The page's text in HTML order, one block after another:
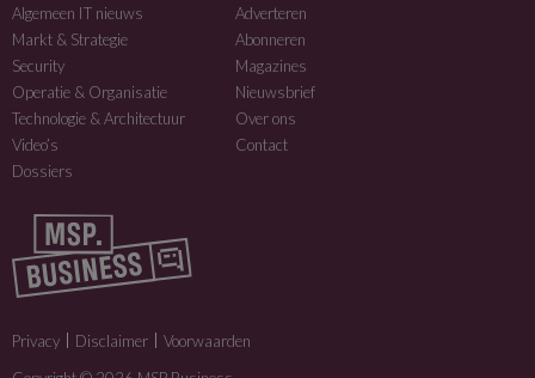
Algemeen IT nieuws
Markt & Strategie
Security
Operatie & Organisatie
Technologie & Architectuur
Video’s
Dossiers
Adverteren
Abonneren
Magazines
Nieuwsbrief
Over ons
Contact
Privacy Disclaimer
Voorwaarden